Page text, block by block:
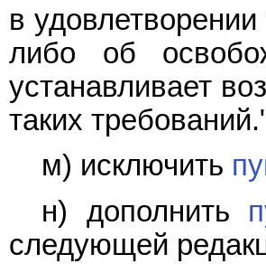
в
либо об
устанавливает
таких
м) исключить
н) дополнить
следующей